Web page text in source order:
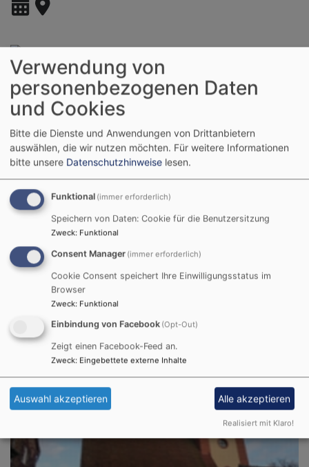
Do, 10.9. 19:30 Uhr
Bibelgesprächskreis
Pfr. Vogel
Schernau
Evangelisches Gemeindehaus Schernau
Sa, 12.9. 15:30-17 Uhr
FrauenZeit - Frauen - Power - Stadtführung in
Kitzingen
Schneider) laden zur Frauenzeit ein.
Frau Schneller-Schneider/Frau Penka
Paul-Eber-Haus
Verwendung von
personenbezogenen Daten
und Cookies
Bitte die Dienste und Anwendungen von Drittanbietern
auswählen, die wir nutzen möchten. Für weitere Informationen
bitte unsere Datenschutzhinweise lesen.
Funktional (immer erforderlich)
Speichern von Daten: Cookie für die Benutzersitzung
Zweck: Funktional
Consent Manager (immer erforderlich)
Cookie Consent speichert Ihre Einwilligungsstatus im
Browser
Zweck: Funktional
Einbindung von Facebook (Opt-Out)
Zeigt einen Facebook-Feed an.
Zweck: Eingebettete externe Inhalte
Auswahl akzeptieren Alle akzeptieren
Realisiert mit Klaro!